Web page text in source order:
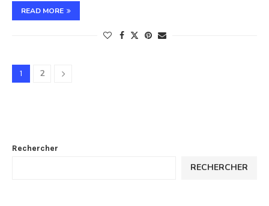
READ MORE
1 2
Rechercher
RECHERCHER